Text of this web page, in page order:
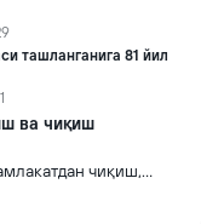
ташланганига 81 йил
ва чиқиш
чиқиш,
бўйича янги